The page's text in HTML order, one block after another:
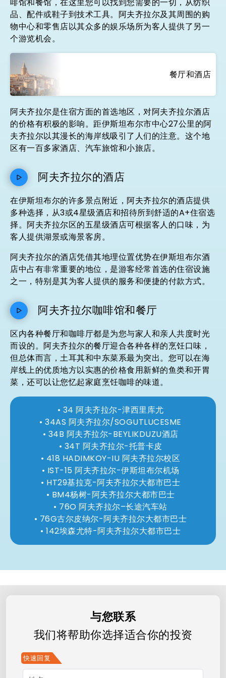
品、配件或鞋子到技术工具。阿夫齐拉尔及其周围的购
物中心和零售店以其众多的娱乐场所为客人提供了另一
个游览机会。
餐厅和酒店
阿夫齐拉尔是住宿方面的首选地区，对阿夫齐拉尔酒店
的价格有积极的影响。距伊斯坦布尔市中心27公里的阿
夫齐拉尔以其漫长的海岸线吸引了人们的注意。这个地
区有一百多家酒店、汽车旅馆和小旅店。
阿夫齐拉尔的酒店
在伊斯坦布尔的许多景点附近，阿夫齐拉尔的酒店提供
多种选择，从3或4星级酒店和招待所到舒适的A+住宿选
择。阿夫齐拉尔区的五星级酒店可根据客人的口味，为
客人提供湖景或海景客房。
阿夫齐拉尔的酒店凭借其地理位置优势在伊斯坦布尔酒
店中占有非常重要的地位，是游客经常首选的住宿设施
之一，特别是其为客人提供的服务和便捷的付款方式。
阿夫齐拉尔咖啡馆和餐厅
区内各种餐厅和咖啡厅都是为您与家人和亲人共度时光
而设的。阿夫齐拉尔的餐厅迎合各种各样的烹饪口味，
但总体而言，土耳其和中东菜系最为突出。您可以在海
岸线上的优质地方以实惠的价格食用新鲜的鱼类和开胃
菜，还可以让您忆起家庭烹饪咖啡的味道。
34 阿夫齐拉尔-津西里库尤
34AS 阿夫齐拉尔/SOGUTLUCESME
34B 阿夫齐拉尔-BEYLIKDUZU酒店
34T 阿夫齐拉尔-托普卡皮
418 HADIMKOY-IU 阿夫齐拉尔校区
IST-15 阿夫齐拉尔-伊斯坦布尔机场
HT29基拉克-阿夫齐拉尔大都市巴士
BM4杨树-阿夫齐拉尔大都市巴士
76O 阿夫齐拉尔–长途汽车站
76G古尔皮纳尔-阿夫齐拉尔大都市巴士
142埃森尤特-阿夫齐拉尔大都市巴士
与您联系
我们将帮助你选择适合你的投资
快速回复